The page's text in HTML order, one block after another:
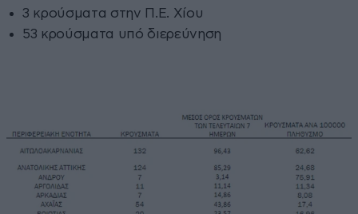
3 κρούσματα στην Π.Ε. Χίου
53 κρούσματα υπό διερεύνηση